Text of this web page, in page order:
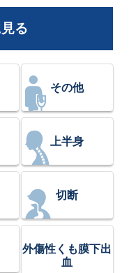
る
その他
上半身
切断
外傷性くも膜下出
血